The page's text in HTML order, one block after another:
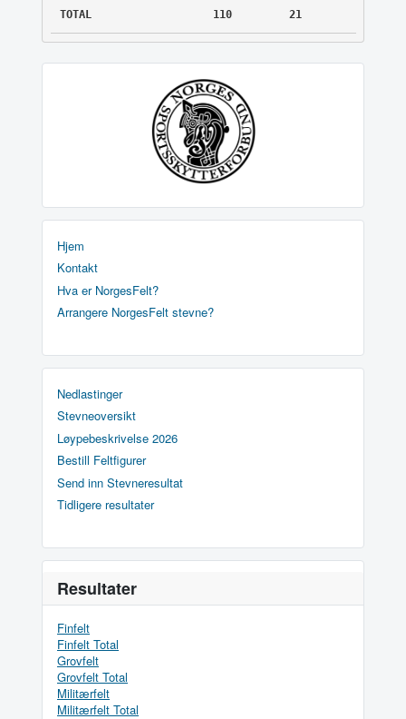
TOTAL 110 21
Hjem
Kontakt
Hva er NorgesFelt?
Arrangere NorgesFelt stevne?
Nedlastinger
Stevneoversikt
Løypebeskrivelse 2026
Bestill Feltfigurer
Send inn Stevneresultat
Tidligere resultater
Resultater
Finfelt
Finfelt Total
Grovfelt
Grovfelt Total
Militærfelt
Militærfelt Total